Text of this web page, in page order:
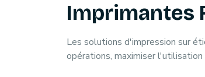
Imprimantes
Les solutions d'impression sur
opérations, maximiser